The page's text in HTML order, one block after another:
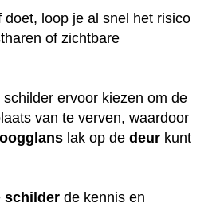
doet, loop je al snel het risico
of zichtbare
ervoor kiezen om de
van te verven, waardoor
lak op de deur kunt
schilder de kennis en